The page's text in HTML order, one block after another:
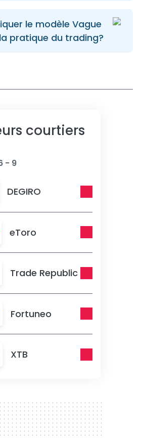
le modèle Vague
pratique du trading?
courtiers
- 9
DEGIRO
eToro
Trade Republic
Fortuneo
XTB